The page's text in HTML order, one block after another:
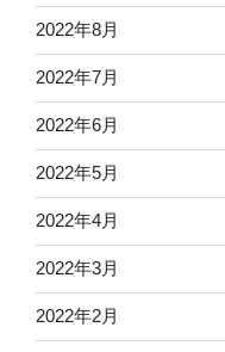
2022年8月
2022年7月
2022年6月
2022年5月
2022年4月
2022年3月
2022年2月